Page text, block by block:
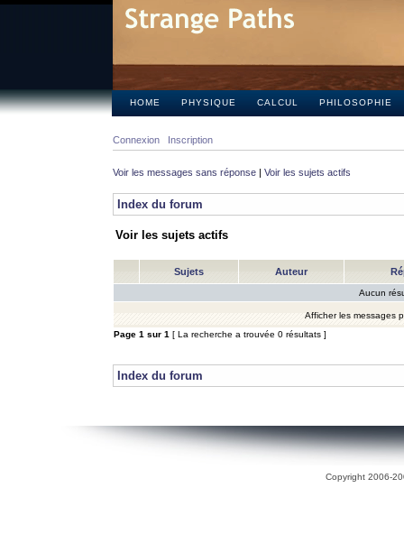
HOME PHYSIQUE CALCUL PHILOSOPHIE
Connexion Inscription
Voir les messages sans réponse | Voir les sujets actifs
Index du forum
Voir les sujets actifs
Sujets Auteur
Aucun
Afficher les messages
Page 1 sur 1 [ La recherche a trouvée 0 résultats ]
Index du forum
Copyright 2006-